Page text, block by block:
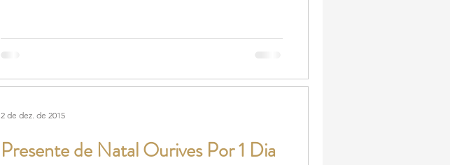
Presente de Natal Ourives Por 1 Dia
2 de dez. de 2015